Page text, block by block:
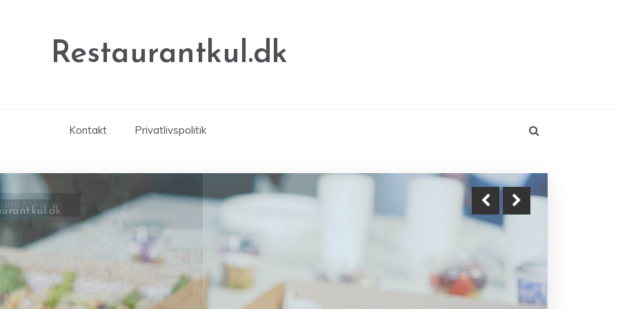
Restaurantkul.dk
Kontakt Privatlivspolitik